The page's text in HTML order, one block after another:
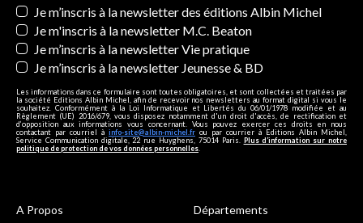
Newsletters
Je m’inscris à la newsletter des éditions Albin Michel
Je m'inscris à la newsletter M.C. Beaton
Je m’inscris à la newsletter Vie pratique
Je m’inscris à la newsletter Jeunesse & BD
Les informations dans ce formulaire sont toutes obligatoires, et sont collectées et traitées par
la société Editions Albin Michel, afin de recevoir nos newsletters au format digital si vous le
souhaitez. Conformément à la Loi Informatique et Libertés du 06/01/1978 modifiée et au
Règlement (UE) 2016/679, vous disposez notamment d'un droit d'accès, de rectification et
d’opposition aux informations vous concernant. Vous pouvez exercer ces droits en nous
contactant par courriel à info-site@albin-michel.fr ou par courrier à Editions Albin Michel,
Service Communication digitale, 22 rue Huyghens, 75014 Paris. Plus d’information sur notre
politique de protection de vos données personnelles.
A Propos Départements